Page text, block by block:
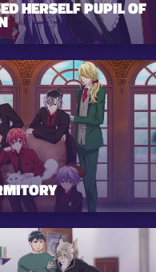
HERSELF PUPIL OF